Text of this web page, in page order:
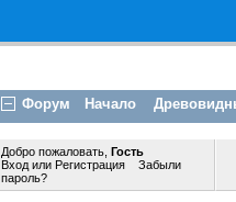
Форум Начало
Добро пожаловать,Гость
Входили Регистрация
Забыли
пароль?